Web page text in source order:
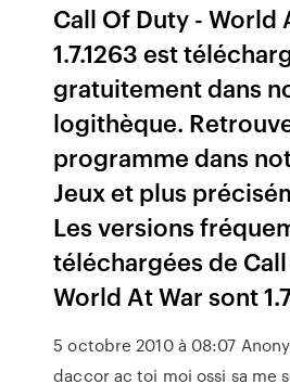
Call Of Duty - World
1.7.1263 est
gratuitement dans
logithèque.
programme dans
Jeux et plus
Les versions
téléchargées de
World At War sont
5 octobre 2010 à 08:07
daccor ac toi moi ossi sa me